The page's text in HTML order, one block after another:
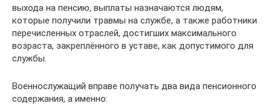
выхода на пенсию, выплаты назначаются людям,
которые получили травмы на службе, а также работники
перечисленных отраслей, достигших максимального
возраста, закреплённого в уставе, как допустимого для
службы.
Военнослужащий вправе получать два вида пенсионного
содержания, а именно: